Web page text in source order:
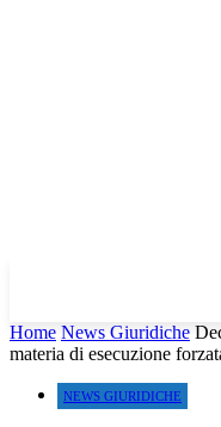
Home News Giuridiche
materia di esecuzione
NEWS GIURIDICHE